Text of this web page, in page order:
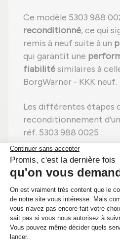
Ce modèle 5303 988
reconditionné, ce qui
remis à neuf suite à un
qui garantit une
fiabilitésimilaires à
BorgWarner - KKK neuf.
Les différentes étapes
reconditionnement
réf. 5303 988 0025 :
Étape 1 : Démontage
vérification complète ;
Nettoyage
éliminer toute
Étape 3 :Examen
éléments ;